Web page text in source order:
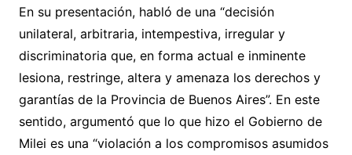
En su presentación, habló de una “decisión
unilateral, arbitraria, intempestiva, irregular y
discriminatoria que, en forma actual e inminente
lesiona, restringe, altera y amenaza los derechos y
garantías de la Provincia de Buenos Aires”. En este
sentido, argumentó que lo que hizo el Gobierno de
Milei es una “violación a los compromisos asumidos